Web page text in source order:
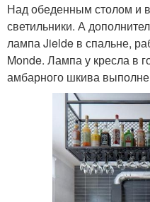
Над обеденным столом и
светильники. А
лампа Jielde в спальне,
Monde. Лампа у кресла в
амбарного шкива